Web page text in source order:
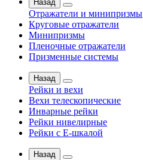
Назад
Отражатели и минипризмы
Круговые отражатели
Минипризмы
Пленочные отражатели
Призменные системы
Назад
Рейки и вехи
Вехи телескопические
Инварные рейки
Рейки нивелирные
Рейки с Е-шкалой
Назад